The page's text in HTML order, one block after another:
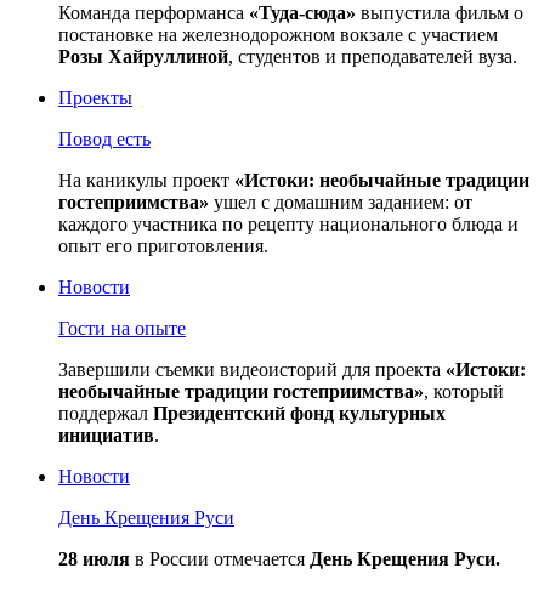
Команда перформанса «Туда-сюда» выпустила фильм о
постановке на железнодорожном вокзале с участием
Розы Хайруллиной, студентов и преподавателей вуза.
Проекты
Повод есть
На каникулы проект «Истоки: необычайные традиции
гостеприимства» ушел с домашним заданием: от
каждого участника по рецепту национального блюда и
опыт его приготовления.
Новости
Гости на опыте
Завершили съемки видеоисторий для проекта «Истоки:
необычайные традиции гостеприимства», который
поддержал Президентский фонд культурных
инициатив.
Новости
День Крещения Руси
28 июля в России отмечается День Крещения Руси.